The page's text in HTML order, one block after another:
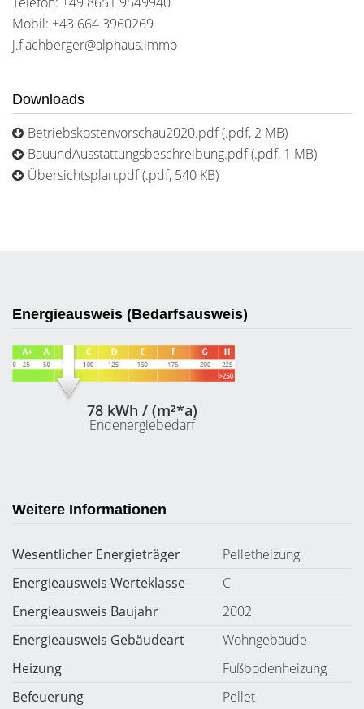
Mobil: +43 664 3960269
j.flachberger@alphaus.immo
Downloads
Betriebskostenvorschau2020.pdf (.pdf, 2 MB)
BauundAusstattungsbeschreibung.pdf (.pdf, 1 MB)
Übersichtsplan.pdf (.pdf, 540 KB)
Energieausweis (Bedarfsausweis)
78 kWh / (m²*a)
Endenergiebedarf
Weitere Informationen
Wesentlicher Energieträger
Pelletheizung
Energieausweis Werteklasse
C
Energieausweis Baujahr
2002
Energieausweis Gebäudeart
Wohngebäude
Heizung
Fußbodenheizung
Befeuerung
Pellet